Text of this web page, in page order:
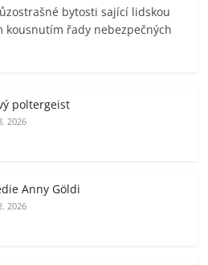
bytosti sající lidskou
kousnutím řady nebezpečných
poltergeist
2026
Anny Göldi
2026